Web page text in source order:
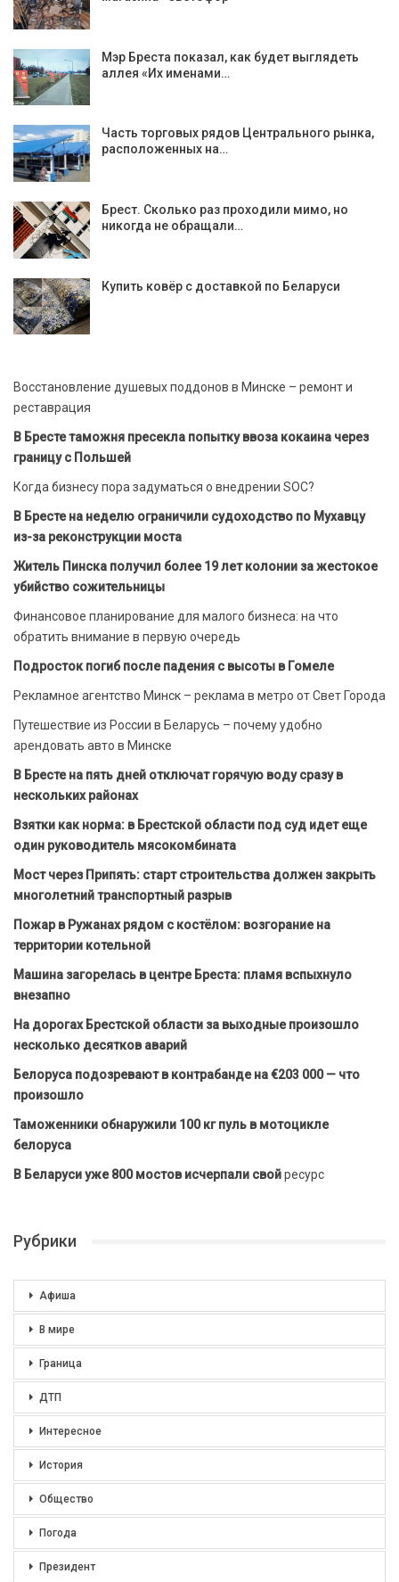
Мэр Бреста показал, как будет выглядеть
аллея «Их именами…
Часть торговых рядов Центрального рынка,
расположенных на…
Брест. Сколько раз проходили мимо, но
никогда не обращали…
Купить ковёр с доставкой по Беларуси
Восстановление душевых поддонов в Минске – ремонт и
реставрация
В Бресте таможня пресекла попытку ввоза кокаина через
границу с Польшей
Когда бизнесу пора задуматься о внедрении SOC?
В Бресте на неделю ограничили судоходство по Мухавцу
из-за реконструкции моста
Житель Пинска получил более 19 лет колонии за жестокое
убийство сожительницы
Финансовое планирование для малого бизнеса: на что
обратить внимание в первую очередь
Подросток погиб после падения с высоты в Гомеле
Рекламное агентство Минск – реклама в метро от Свет Города
Путешествие из России в Беларусь – почему удобно
арендовать авто в Минске
В Бресте на пять дней отключат горячую воду сразу в
нескольких районах
Взятки как норма: в Брестской области под суд идет еще
один руководитель мясокомбината
Мост через Припять: старт строительства должен закрыть
многолетний транспортный разрыв
Пожар в Ружанах рядом с костёлом: возгорание на
территории котельной
Машина загорелась в центре Бреста: пламя вспыхнуло
внезапно
На дорогах Брестской области за выходные произошло
несколько десятков аварий
Белоруса подозревают в контрабанде на €203 000 — что
произошло
Таможенники обнаружили 100 кг пуль в мотоцикле
белоруса
В Беларуси уже 800 мостов исчерпали свойресурс
Рубрики
Афиша
В мире
Граница
ДТП
Интересное
История
Общество
Погода
Президент